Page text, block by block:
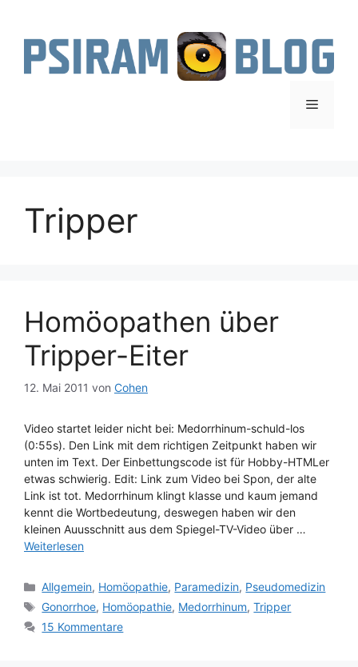
springen
Menü
Tripper
Homöopathen über
Tripper-Eiter
12. Mai 2011 von Cohen
Video startet leider nicht bei: Medorrhinum-schuld-los
(0:55s). Den Link mit dem richtigen Zeitpunkt haben wir
unten im Text. Der Einbettungscode ist für Hobby-HTMLer
etwas schwierig. Edit: Link zum Video bei Spon, der alte
Link ist tot. Medorrhinum klingt klasse und kaum jemand
kennt die Wortbedeutung, deswegen haben wir den
kleinen Auusschnitt aus dem Spiegel-TV-Video über …
Weiterlesen
Kategorien
Allgemein, Homöopathie, Paramedizin, Pseudomedizin
Schlagwörter
Gonorrhoe, Homöopathie, Medorrhinum,Tripper
15 Kommentare